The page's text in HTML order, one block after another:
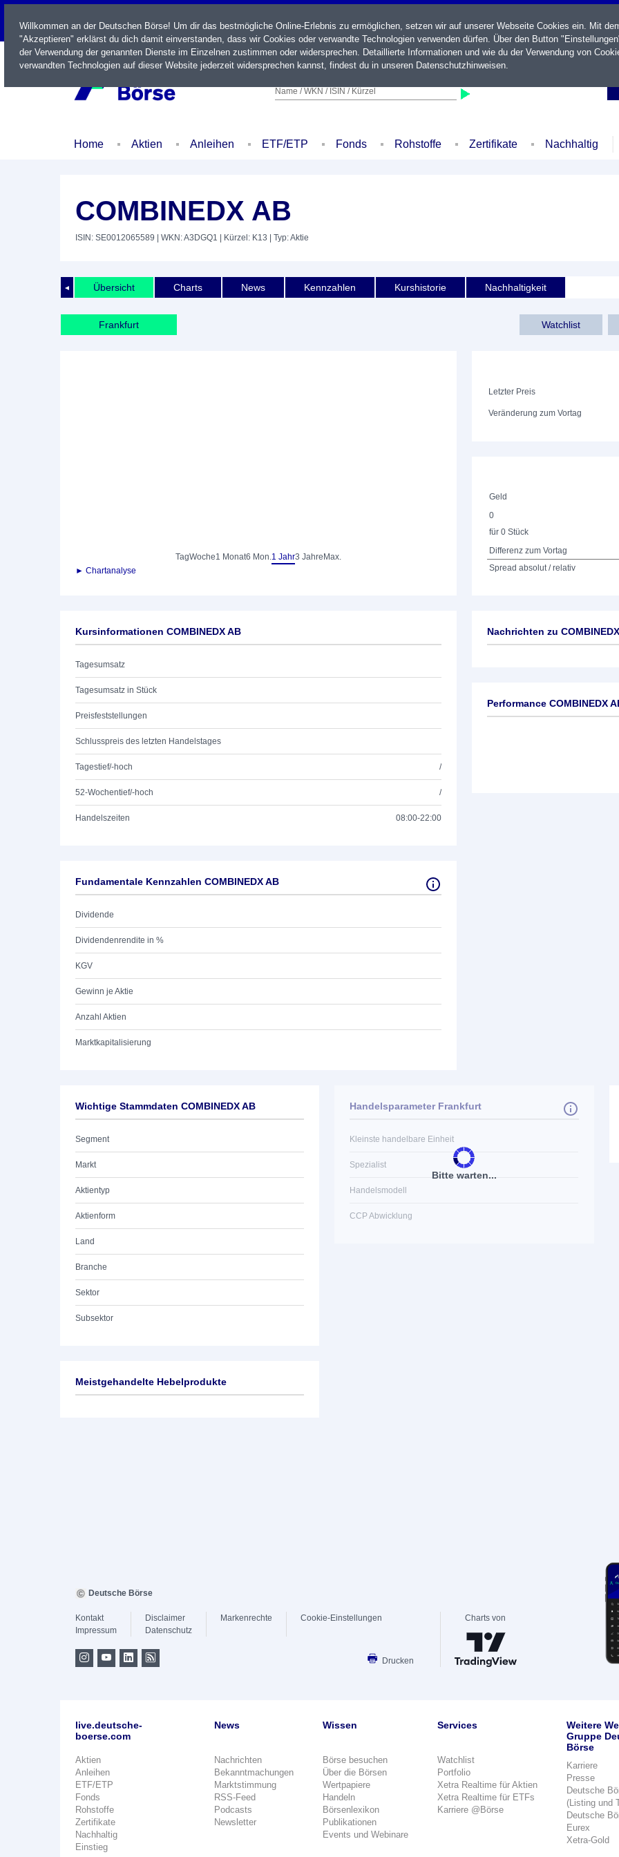
LIVE
Name / WKN / ISIN / Kürzel
Home Aktien Anleihen ETF/ETP Fonds Rohstoffe Zertifikate Nachhaltig
COMBINEDX AB
ISIN: SE0012065589 | WKN: A3DGQ1 | Kürzel: K13 | Typ: Aktie
◄ Übersicht Charts News Kennzahlen Kurshistorie Nachhaltigkeit
Frankfurt Watchlist
TagWoche1 Monat6 Mon.1 Jahr3 Jahre Max.
► Chartanalyse
Letzter Preis
Veränderung zum Vortag
Geld
0
für 0 Stück
Differenz zum Vortag
Spread absolut / relativ
Kursinformationen COMBINEDX AB
Tagesumsatz
Tagesumsatz in Stück
Preisfeststellungen
Schlusspreis des letzten Handelstages
Tagestief/-hoch /
52-Wochentief/-hoch /
Handelszeiten 08:00-22:00
Fundamentale Kennzahlen COMBINEDX AB
Dividende
Dividendenrendite in %
KGV
Gewinn je Aktie
Anzahl Aktien
Marktkapitalisierung
Nachrichten zu
Performance COMBINEDX
Wichtige Stammdaten COMBINEDX AB
Segment
Markt
Aktientyp
Aktienform
Land
Branche
Sektor
Subsektor
Bitte warten...
Handelsparameter Frankfurt
Kleinste handelbare Einheit
Spezialist
Handelsmodell
CCP Abwicklung
Meistgehandelte Hebelprodukte
Willkommen an der Deutschen Börse! Um dir das bestmögliche Online-Erlebnis zu ermöglichen, setzen wir auf unserer Webseite Cookies ein. Mit
"Akzeptieren" erklärst du dich damit einverstanden, dass wir Cookies oder verwandte Technologien verwenden dürfen. Über den Button
der Verwendung der genannten Dienste im Einzelnen zustimmen oder widersprechen. Detaillierte Informationen und wie du der Verwendung von
verwandten Technologien auf dieser Website jederzeit widersprechen kannst, findest du in unseren Datenschutzhinweisen.
Deutsche Börse
Kontakt
Impressum
Disclaimer
Datenschutz
Markenrechte Cookie-Einstellungen
Drucken
Charts von
live.deutsche-
boerse.com
Aktien
Anleihen
ETF/ETP
Fonds
Rohstoffe
Zertifikate
Nachhaltig
Einstieg
News
Nachrichten
Bekanntmachungen
Marktstimmung
RSS-Feed
Podcasts
Newsletter
Wissen
Börse besuchen
Über die Börsen
Wertpapiere
Handeln
Börsenlexikon
Publikationen
Events und Webinare
Services
Watchlist
Portfolio
Xetra Realtime für Aktien
Xetra Realtime für ETFs
Karriere @Börse
Weitere
Gruppe
Börse
Karriere
Presse
Deutsche
(Listing und
Deutsche
Eurex
Xetra-Gold